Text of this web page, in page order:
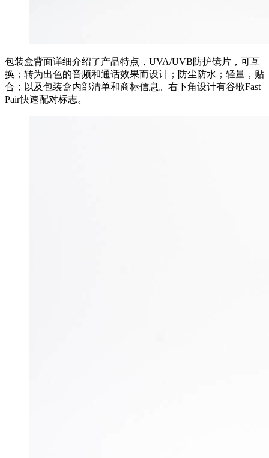
包装盒背面详细介绍了产品特点，UVA/UVB防护镜片，可互
换；转为出色的音频和通话效果而设计；防尘防水；轻量，贴
合；以及包装盒内部清单和商标信息。右下角设计有谷歌Fast
Pair快速配对标志。